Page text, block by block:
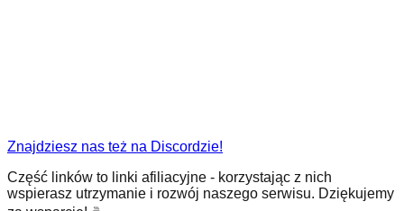
Znajdziesz nas też na Discordzie!
Część linków to linki afiliacyjne - korzystając z nich
wspierasz utrzymanie i rozwój naszego serwisu. Dziękujemy